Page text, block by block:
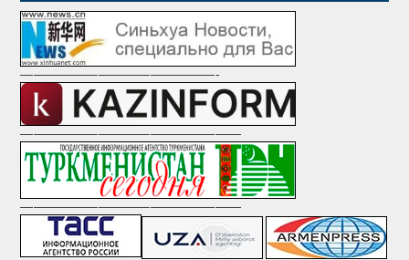
———————————————-
—————————————————
—————————————————